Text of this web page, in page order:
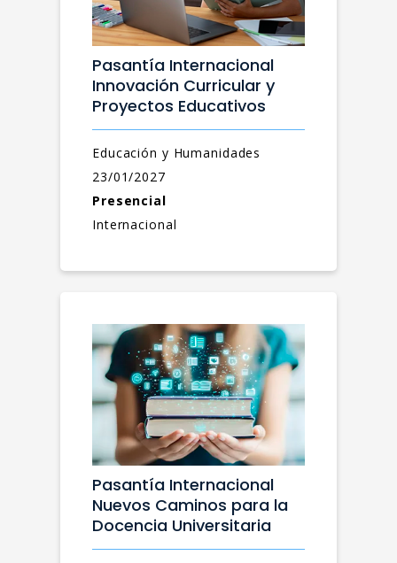
Pasantía Internacional
Innovación Curricular y
Proyectos Educativos
Educación y Humanidades
23/01/2027
Presencial
Internacional
Pasantía Internacional
Nuevos Caminos para la
Docencia Universitaria